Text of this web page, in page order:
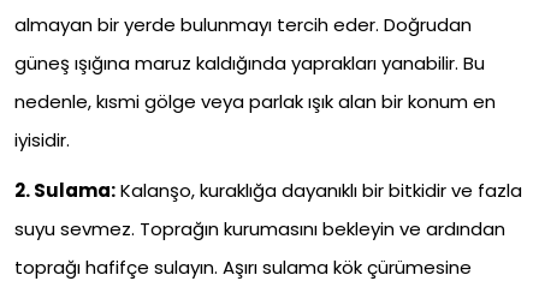
almayan bir yerde bulunmayı tercih eder. Doğrudan
güneş ışığına maruz kaldığında yaprakları yanabilir. Bu
nedenle, kısmi gölge veya parlak ışık alan bir konum en
iyisidir.
2. Sulama:Kalanşo, kuraklığa dayanıklı bir bitkidir ve fazla
suyu sevmez. Toprağın kurumasını bekleyin ve ardından
toprağı hafifçe sulayın. Aşırı sulama kök çürümesine